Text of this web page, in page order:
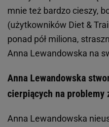
mnie też bardzo cieszy,
(użytkowników Diet &
ponad pół miliona,
Anna Lewandowska na
Anna Lewandowska
cierpiących na problemy
Anna Lewandowska